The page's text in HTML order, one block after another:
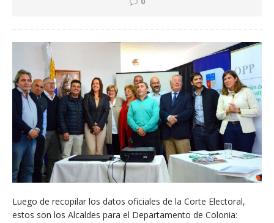
Luego de recopilar los datos oficiales de la Corte Electoral,
estos son los Alcaldes para el Departamento de Colonia: